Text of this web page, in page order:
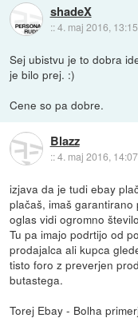
shadeX
::4. maj 2016, 13:15
Sej ubistvu je to dobra
je bilo prej. :)
Cene so pa dobre.
Blazz
::4. maj 2016, 14:07
izjava da je tudi ebay
plačaš, imaš
oglas vidi ogromno
Tu pa imajo podrtijo od
prodajalca ali kupca
tisto foro z preverjen
butastega.
Torej Ebay - Bolha